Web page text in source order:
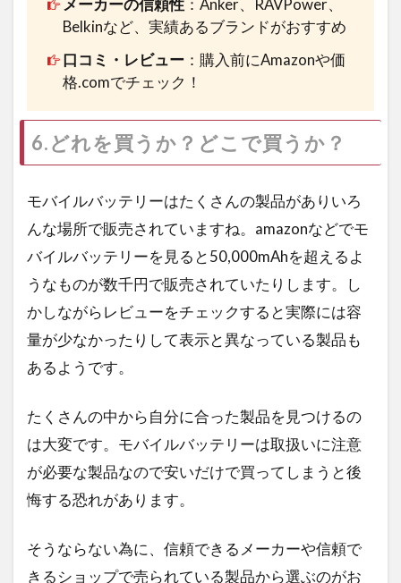
Belkinなど、実績あるブランドがおすすめ
口コミ・レビュー ：購入前にAmazonや価
格.comでチェック！
6.どれを買うか？どこで買うか？
モバイルバッテリーはたくさんの製品がありいろ
んな場所で販売されていますね。amazonなどでモ
バイルバッテリーを見ると50,000mAhを超えるよ
うなものが数千円で販売されていたりします。し
かしながらレビューをチェックすると実際には容
量が少なかったりして表示と異なっている製品も
あるようです。
たくさんの中から自分に合った製品を見つけるの
は大変です。モバイルバッテリーは取扱いに注意
が必要な製品なので安いだけで買ってしまうと後
悔する恐れがあります。
そうならない為に、信頼できるメーカーや信頼で
きるショップで売られている製品から選ぶのがお